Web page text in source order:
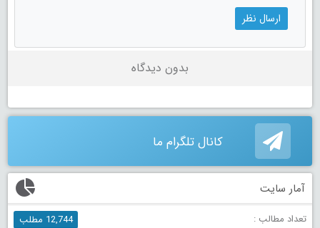
بدون دیدگاه
کانال تلگرام ما
آمار سایت
تعداد مطالب :
12,744 مطلب